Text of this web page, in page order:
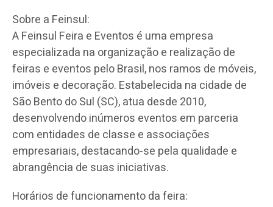
Sobre a Feinsul:
A Feinsul Feira e Eventos é uma empresa
especializada na organização e realização de
feiras e eventos pelo Brasil, nos ramos de móveis,
imóveis e decoração. Estabelecida na cidade de
São Bento do Sul (SC), atua desde 2010,
desenvolvendo inúmeros eventos em parceria
com entidades de classe e associações
empresariais, destacando-se pela qualidade e
abrangência de suas iniciativas.
Horários de funcionamento da feira: